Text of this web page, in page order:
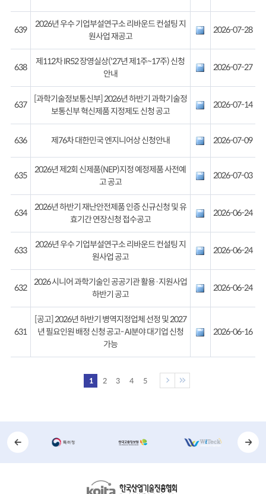
639
2026년 우수 기업부설연구소 리바운드 컨설팅 지
원사업 재공고
2026-07-28
638
제112차 IR52 장영실상('27년 제1주~17주) 신청
안내
2026-07-27
637
[과학기술정보통신부] 2026년 하반기 과학기술정
보통신부 혁신제품 지정제도 신청 공고
2026-07-14
636 제76차 대한민국 엔지니어상 신청안내 2026-07-09
635
2026년 제2회 신제품(NEP)지정 예정제품 사전예
고 공고
2026-07-03
634
2026년 하반기 재난안전제품 인증 신규신청 및 유
효기간 연장신청 접수공고
2026-06-24
633
2026년 우수 기업부설연구소 리바운드 컨설팅 지
원사업 공고
2026-06-24
632
2026 시니어 과학기술인 공공기관 활용·지원사업
하반기 공고
2026-06-24
631
[공고] 2026년 하반기 병역지정업체 선정 및 2027
년 필요인원 배정 신청 공고- AI분야 대기업 신청
가능
2026-06-16
1 2 3 4 5